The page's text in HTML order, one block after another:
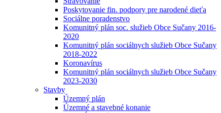
Poskytovanie fin. podpory pre narodené dieťa
Sociálne poradenstvo
Komunitný plán soc. služieb Obce Sučany 2016-
2020
Komunitný plán sociálnych služieb Obce Sučany
2018-2022
Koronavírus
Komunitný plán sociálnych služieb Obce Sučany
2023-2030
Stavby
Územný plán
Územné a stavebné konanie